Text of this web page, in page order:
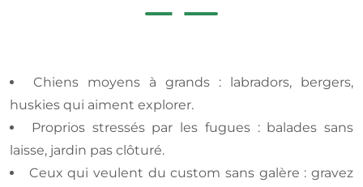
Chiens moyens à grands : labradors, bergers,
huskies qui aiment explorer.
Proprios stressés par les fugues : balades sans
laisse, jardin pas clôturé.
Ceux qui veulent du custom sans galère : gravez